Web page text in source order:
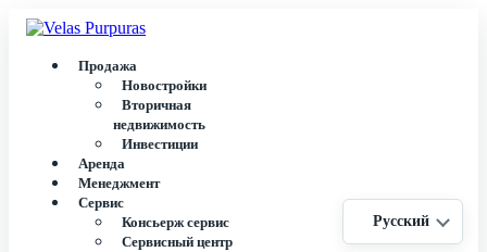
Продажа
Новостройки
Вторичная
недвижимость
Инвестиции
Аренда
Менеджмент
Сервис
Консьерж сервис
Сервисный центр
Русский